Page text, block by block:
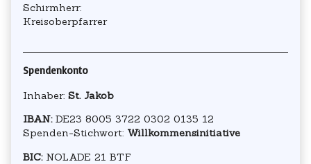
Schirmherr:
Kreisoberpfarrer
Spendenkonto
Inhaber: St. Jakob
IBAN:DE23 8005 3722 0302 0135 12
Spenden-Stichwort: Willkommensinitiative
BIC:NOLADE 21 BTF